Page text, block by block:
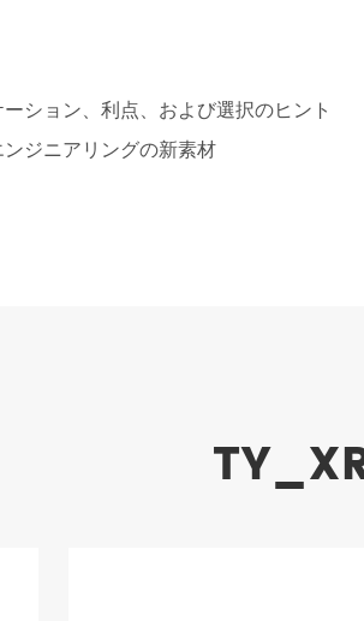
ション、利点、および選択のヒント
ジニアリングの新素材